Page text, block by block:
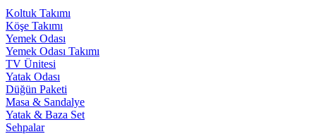
Koltuk Takımı
Köşe Takımı
Yemek Odası
Yemek Odası Takımı
TV Ünitesi
Yatak Odası
Düğün Paketi
Masa & Sandalye
Yatak & Baza Set
Sehpalar